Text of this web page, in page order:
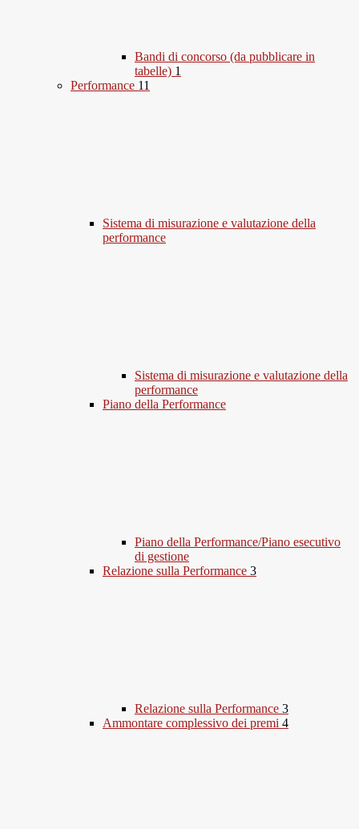
Bandi di concorso (da pubblicare in
tabelle) 1
Performance 11
Sistema di misurazione e valutazione della
performance
Sistema di misurazione e valutazione della
performance
Piano della Performance
Piano della Performance/Piano esecutivo
di gestione
Relazione sulla Performance 3
Relazione sulla Performance 3
Ammontare complessivo dei premi 4